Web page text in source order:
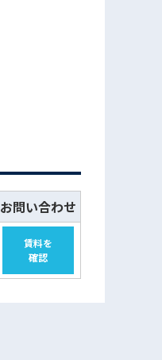
お問い合わせ
賃料を
確認